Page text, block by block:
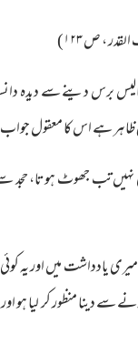
، ص ۱۲۳)
دینے سے دیدہ دانستہ
ظاہر ہے اس کا معقول
تب جھوٹ ہوتا، حجد
میری یادداشت میں اور